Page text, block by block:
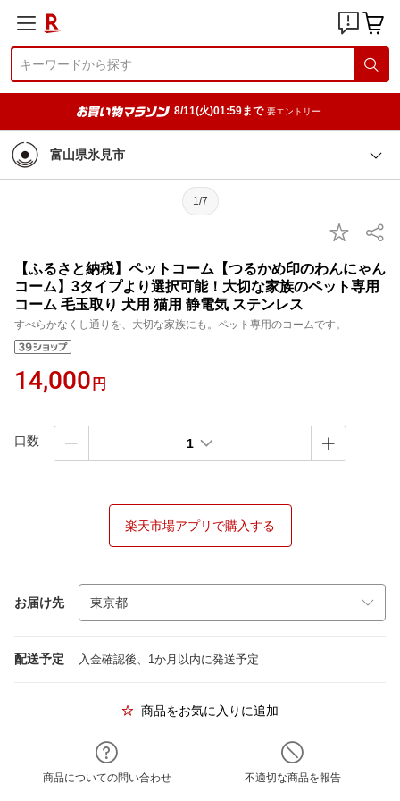
8/11(火)01:59まで 要エントリー
富山県氷見市
1/7
【ふるさと納税】ペットコーム【つるかめ印のわんにゃん
コーム】3タイプより選択可能！大切な家族のペット専用
コーム 毛玉取り 犬用 猫用 静電気 ステンレス
すべらかなくし通りを、大切な家族にも。ペット専用のコームです。
14,000 円
口数 1
楽天市場アプリで購入する
お届け先
配送予定 入金確認後、1か月以内に発送予定
商品をお気に入りに追加
商品についての問い合わせ 不適切な商品を報告